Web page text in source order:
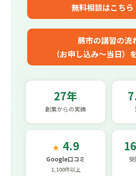
無料相談はこちら
蕨市の講習の流
（お申し込み～当日）
27年
創業からの実績
★ 4.9
Google口コミ
1,100件以上